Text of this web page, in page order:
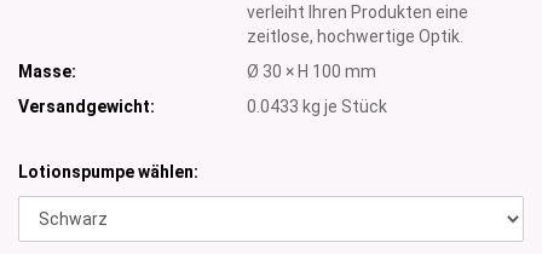
verleiht Ihren Produkten eine
zeitlose, hochwertige Optik.
Masse:
Ø 30 × H 100 mm
Versandgewicht:
0.0433 kg je Stück
Lotionspumpe wählen: